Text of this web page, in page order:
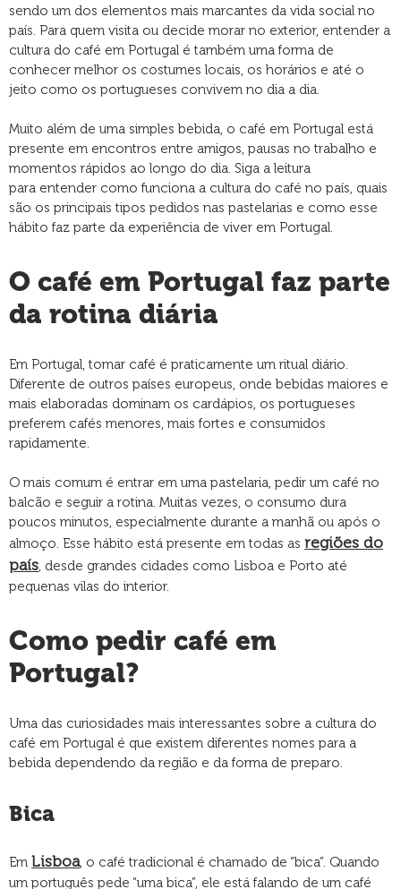
sendo um dos elementos mais marcantes da vida social no
país. Para quem visita ou decide morar no exterior, entender a
cultura do café em Portugal é também uma forma de
conhecer melhor os costumes locais, os horários e até o
jeito como os portugueses convivem no dia a dia.
Muito além de uma simples bebida, o café em Portugal está
presente em encontros entre amigos, pausas no trabalho e
momentos rápidos ao longo do dia. Siga a leitura
para entender como funciona a cultura do café no país, quais
são os principais tipos pedidos nas pastelarias e como esse
hábito faz parte da experiência de viver em Portugal.
O café em Portugal faz parte
da rotina diária
Em Portugal, tomar café é praticamente um ritual diário.
Diferente de outros países europeus, onde bebidas maiores e
mais elaboradas dominam os cardápios, os portugueses
preferem cafés menores, mais fortes e consumidos
rapidamente.
O mais comum é entrar em uma pastelaria, pedir um café no
balcão e seguir a rotina. Muitas vezes, o consumo dura
poucos minutos, especialmente durante a manhã ou após o
almoço. Esse hábito está presente em todas as regiões do
país, desde grandes cidades como Lisboa e Porto até
pequenas vilas do interior.
Como pedir café em
Portugal?
Uma das curiosidades mais interessantes sobre a cultura do
café em Portugal é que existem diferentes nomes para a
bebida dependendo da região e da forma de preparo.
Bica
Em Lisboa, o café tradicional é chamado de “bica”. Quando
um português pede “uma bica”, ele está falando de um café